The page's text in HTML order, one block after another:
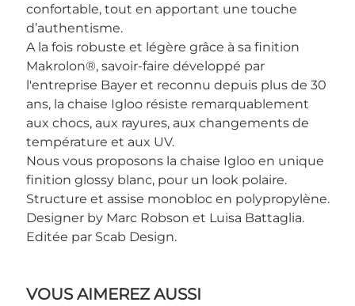
confortable, tout en apportant une touche
d’authentisme.
A la fois robuste et légère grâce à sa finition
Makrolon®, savoir-faire développé par
l'entreprise Bayer et reconnu depuis plus de 30
ans, la chaise Igloo résiste remarquablement
aux chocs, aux rayures, aux changements de
température et aux UV.
Nous vous proposons la chaise Igloo en unique
finition glossy blanc, pour un look polaire.
Structure et assise monobloc en polypropylène.
Designer by Marc Robson et Luisa Battaglia.
Editée par Scab Design.
VOUS AIMEREZ AUSSI